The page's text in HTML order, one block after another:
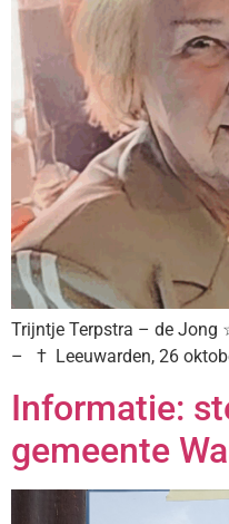
Trijntje Terpstra – de Jong
– † Leeuwarden, 26
Informatie:
gemeente